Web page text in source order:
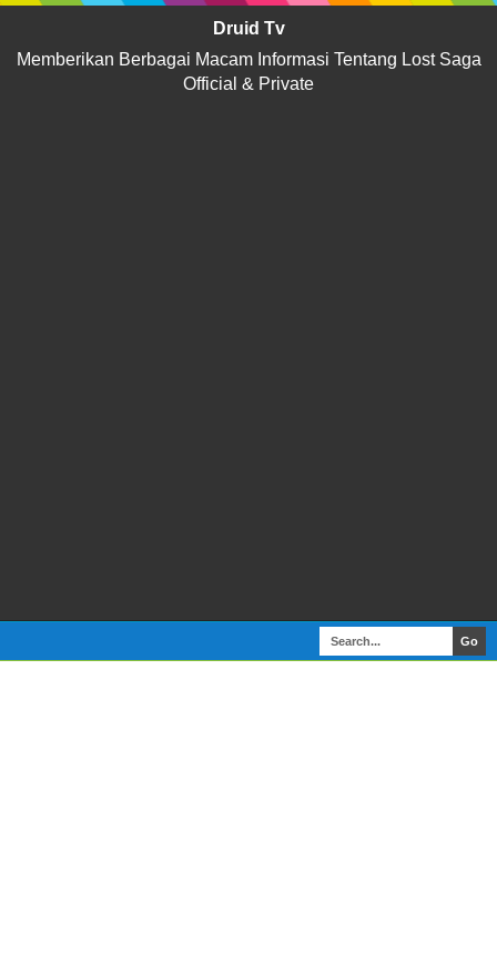
Druid Tv
Memberikan Berbagai Macam Informasi Tentang Lost Saga
Official & Private